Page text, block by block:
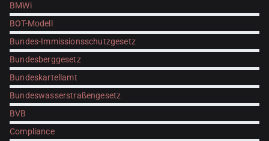
BMWi
BOT-Modell
Bundes-Immissionsschutzgesetz
Bundesberggesetz
Bundeskartellamt
Bundeswasserstraßengesetz
BVB
Compliance